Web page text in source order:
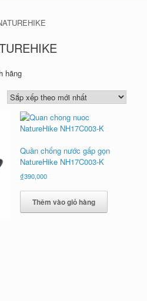
hãng
Quần chống nước gấp gọn
NatureHike NH17C003-K
₫390,000
Thêm vào giỏ hàng